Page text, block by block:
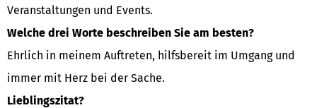
Veranstaltungen und Events.
Welche drei Worte beschreiben Sie am besten?
Ehrlich in meinem Auftreten, hilfsbereit im Umgang und
immer mit Herz bei der Sache.
Lieblingszitat?